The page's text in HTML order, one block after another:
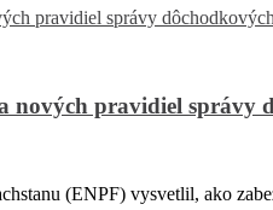
nových pravidiel správy
(ENPF) vysvetlil, ako